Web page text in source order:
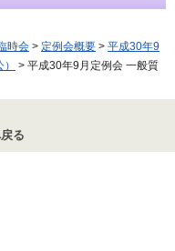
時会 > 定例会概要 > 平成30年9
> 平成30年9月定例会 一般質
る